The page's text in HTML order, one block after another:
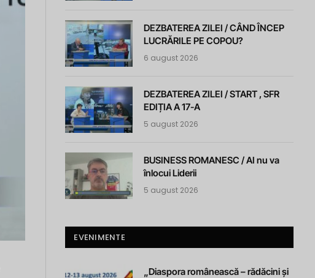
DEZBATEREA ZILEI / CÂND ÎNCEP
LUCRĂRILE PE COPOU?
6 august 2026
DEZBATEREA ZILEI / START , SFR
EDIȚIA A 17-A
5 august 2026
BUSINESS ROMANESC / AI nu va
înlocui Liderii
5 august 2026
EVENIMENTE
„Diaspora românească – rădăcini și